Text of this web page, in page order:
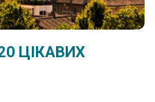
ЦІКАВИХ